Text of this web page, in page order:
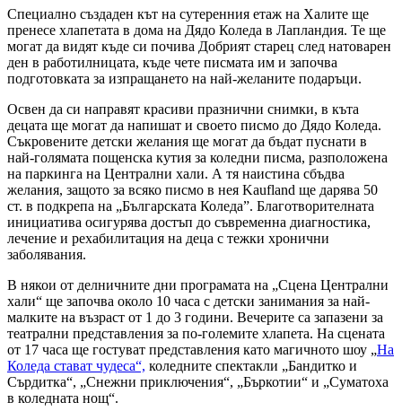
Специално създаден кът на сутеренния етаж на Халите ще
пренесе хлапетата в дома на Дядо Коледа в Лапландия. Те ще
могат да видят къде си почива Добрият старец след натоварен
ден в работилницата, къде чете писмата им и започва
подготовката за изпращането на най-желаните подаръци.
Освен да си направят красиви празнични снимки, в къта
децата ще могат да напишат и своето писмо до Дядо Коледа.
Съкровените детски желания ще могат да бъдат пуснати в
най-голямата пощенска кутия за коледни писма, разположена
на паркинга на Централни хали. А тя наистина сбъдва
желания, защото за всяко писмо в нея Kaufland ще дарява 50
ст. в подкрепа на „Българската Коледа”. Благотворителната
инициатива осигурява достъп до съвременна диагностика,
лечение и рехабилитация на деца с тежки хронични
заболявания.
В някои от делничните дни програмата на „Сцена Централни
хали“ ще започва около 10 часа с детски занимания за най-
малките на възраст от 1 до 3 години. Вечерите са запазени за
театрални представления за по-големите хлапета. На сцената
от 17 часа ще гостуват представления като магичното шоу „На
Коледа стават чудеса“, коледните спектакли „Бандитко и
Сърдитка“, „Снежни приключения“, „Бъркотии“ и „Суматоха
в коледната нощ“.